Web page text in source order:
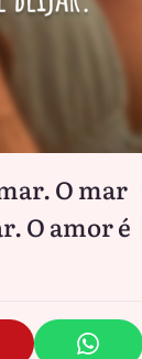
O mar
O amor é